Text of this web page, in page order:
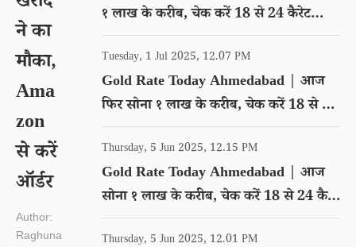
ने का
मौका,
Ama
zon
से करें
ऑर्डर
Author:
Raghuna
१ लाख के करीब, चेक करें 18 से 24 कैरेट
गोल्ड का रेट
Tuesday, 1 Jul 2025, 12.07 PM
Gold Rate Today Ahmedabad | आज
फिर सोना १ लाख के करीब, चेक करें 18 से 24
कैरेट गोल्ड का रेट
Thursday, 5 Jun 2025, 12.15 PM
Gold Rate Today Ahmedabad | आज
सोना १ लाख के करीब, चेक करें 18 से 24 कैरेट
गोल्ड का रेट
Thursday, 5 Jun 2025, 12.01 PM